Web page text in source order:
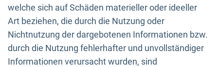
welche sich auf Schäden materieller oder ideeller
Art beziehen, die durch die Nutzung oder
Nichtnutzung der dargebotenen Informationen bzw.
durch die Nutzung fehlerhafter und unvollständiger
Informationen verursacht wurden, sind